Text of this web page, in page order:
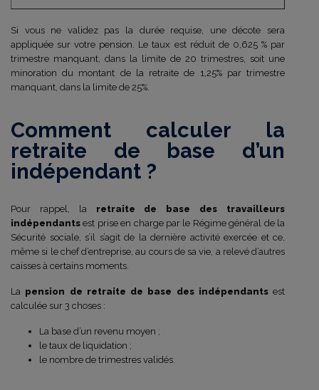
Si vous ne validez pas la durée requise, une décote sera
appliquée sur votre pension. Le taux est réduit de 0,625 % par
trimestre manquant, dans la limite de 20 trimestres, soit une
minoration du montant de la retraite de 1,25% par trimestre
manquant, dans la limite de 25%.
Comment calculer la
retraite de base d’un
indépendant ?
Pour rappel, la retraite de base des travailleurs
indépendants est prise en charge par le Régime général de la
Sécurité sociale, s’il s’agit de la dernière activité exercée et ce,
même si le chef d’entreprise, au cours de sa vie, a relevé d’autres
caisses à certains moments.
La pension de retraite de base des indépendantsest
calculée sur 3 choses :
La base d’un revenu moyen ;
le taux de liquidation ;
le nombre de trimestres validés.